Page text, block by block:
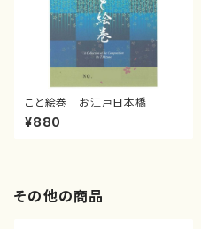
こと絵巻 お江戸日本橋
¥880
その他の商品